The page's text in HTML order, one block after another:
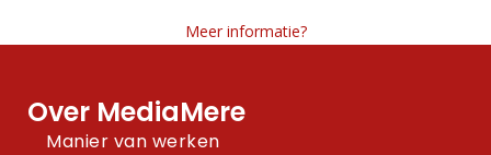
Meer informatie?
Over MediaMere
Manier van werken